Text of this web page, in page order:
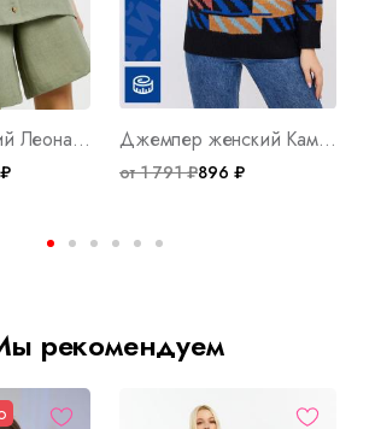
Костюм женский Леона Арт. 8165 Джемпер женский Камилла С Арт. 8994
от 1 791 ₽896 ₽
рекомендуем